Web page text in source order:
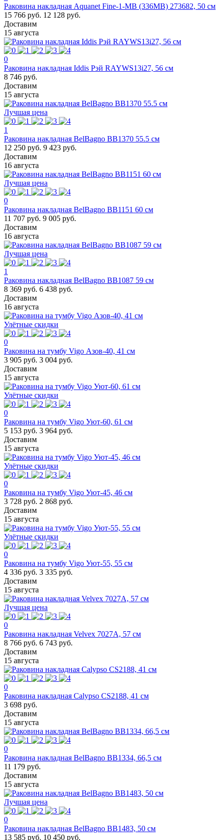
Раковина накладная Aquanet Fine-1-MB (336MB) 273682, 50 см
15 766 руб. 12 128 руб.
Доставим
15 августа
0
Раковина накладная Iddis Рэй RAYWS13i27, 56 см
8 746 руб.
Доставим
15 августа
Лучшая цена
1
Раковина накладная BelBagno BB1370 55.5 см
12 250 руб. 9 423 руб.
Доставим
16 августа
Лучшая цена
0
Раковина накладная BelBagno BB1151 60 см
11 707 руб. 9 005 руб.
Доставим
16 августа
Лучшая цена
1
Раковина накладная BelBagno BB1087 59 см
8 369 руб. 6 438 руб.
Доставим
16 августа
Улётные скидки
0
Раковина на тумбу Vigo Азов-40, 41 см
3 905 руб. 3 004 руб.
Доставим
15 августа
Улётные скидки
0
Раковина на тумбу Vigo Уют-60, 61 см
5 153 руб. 3 964 руб.
Доставим
15 августа
Улётные скидки
0
Раковина на тумбу Vigo Уют-45, 46 см
3 728 руб. 2 868 руб.
Доставим
15 августа
Улётные скидки
0
Раковина на тумбу Vigo Уют-55, 55 см
4 336 руб. 3 335 руб.
Доставим
15 августа
Лучшая цена
0
Раковина накладная Velvex 7027А, 57 см
8 766 руб. 6 743 руб.
Доставим
15 августа
0
Раковина накладная Calypso CS2188, 41 см
3 698 руб.
Доставим
15 августа
0
Раковина накладная BelBagno BB1334, 66,5 см
11 179 руб.
Доставим
15 августа
Лучшая цена
0
Раковина накладная BelBagno BB1483, 50 см
13 585 руб. 10 450 руб.